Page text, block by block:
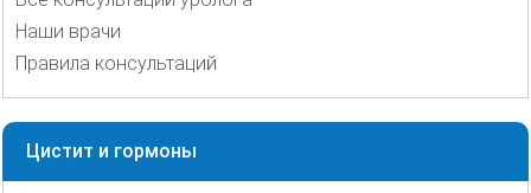
Наши врачи
Правила консультаций
Цистит и гормоны